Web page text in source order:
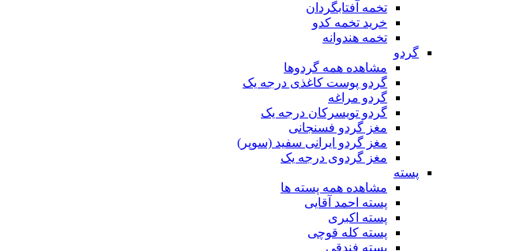
تخمه آفتابگردان
خرید تخمه کدو
تخمه هندوانه
گردو
مشاهده همه گردوها
گردو پوست کاغذی درجه یک
گردو مراغه
گردو تویسرکان درجه یک
مغز گردو فسنجانی
مغز گردو ایرانی سفید (سوپر)
مغز گردوی درجه یک
پسته
مشاهده همه پسته ها
پسته احمد آقایی
پسته اکبری
پسته کله قوچی
پسته فندقی